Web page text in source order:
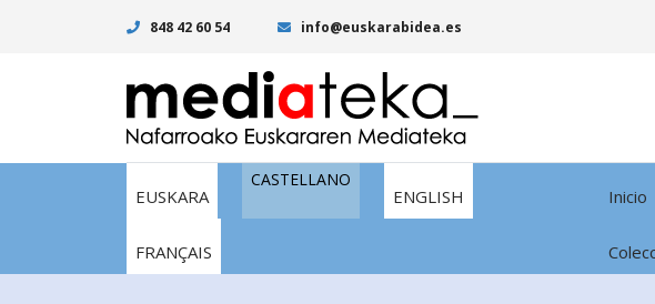
848 42 60 54 info@euskarabidea.es
EUSKARA
CASTELLANO
ENGLISH
FRANÇAIS
Inicio